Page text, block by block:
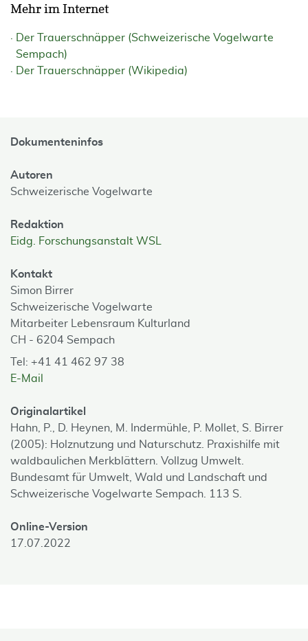
Mehr im Internet
Der Trauerschnäpper (Schweizerische Vogelwarte
Sempach)
Der Trauerschnäpper (Wikipedia)
Dokumenteninfos
Autoren
Schweizerische Vogelwarte
Redaktion
Eidg. Forschungsanstalt WSL
Kontakt
Simon Birrer
Schweizerische Vogelwarte
Mitarbeiter Lebensraum Kulturland
CH - 6204 Sempach
Tel: +41 41 462 97 38
E-Mail
Originalartikel
Hahn, P., D. Heynen, M. Indermühle, P. Mollet, S. Birrer
(2005): Holznutzung und Naturschutz. Praxishilfe mit
waldbaulichen Merkblättern. Vollzug Umwelt.
Bundesamt für Umwelt, Wald und Landschaft und
Schweizerische Vogelwarte Sempach. 113 S.
Online-Version
17.07.2022